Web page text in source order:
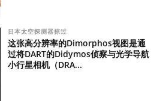
日本太空探测器掠过
这张高分辨率的Dimorphos视图是通
过将DART的Didymos侦察与光学导航
小行星相机（DRA...